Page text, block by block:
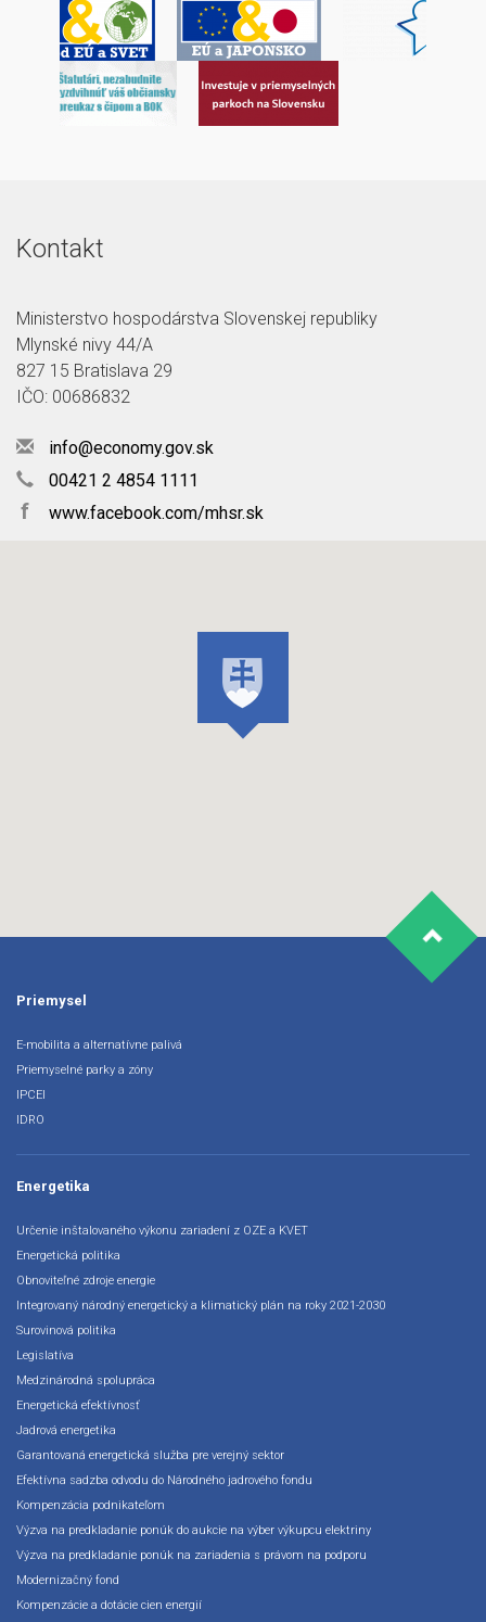
Kontakt
Ministerstvo hospodárstva Slovenskej republiky
Mlynské nivy 44/A
827 15 Bratislava 29
IČO: 00686832
info@economy.gov.sk
00421 2 4854 1111
f www.facebook.com/mhsr.sk
Priemysel
E-mobilita a alternatívne palivá
Priemyselné parky a zóny
IPCEI
IDRO
Energetika
Určenie inštalovaného výkonu zariadení z OZE a KVET
Energetická politika
Obnoviteľné zdroje energie
Integrovaný národný energetický a klimatický plán na roky 2021-2030
Surovinová politika
Legislatíva
Medzinárodná spolupráca
Energetická efektívnosť
Jadrová energetika
Garantovaná energetická služba pre verejný sektor
Efektívna sadzba odvodu do Národného jadrového fondu
Kompenzácia podnikateľom
Výzva na predkladanie ponúk do aukcie na výber výkupcu elektriny
Výzva na predkladanie ponúk na zariadenia s právom na podporu
Modernizačný fond
Kompenzácie a dotácie cien energií